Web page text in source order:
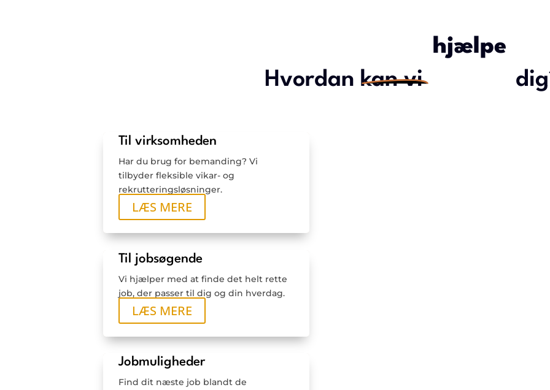
Hvordan kan vi
hjælpe
Til virksomheden
Har du brug for bemanding? Vi
tilbyder fleksible vikar- og
rekrutteringsløsninger.
LÆS MERE
Til jobsøgende
Vi hjælper med at finde det helt rette
job, der passer til dig og din hverdag.
LÆS MERE
Jobmuligheder
Find dit næste job blandt de